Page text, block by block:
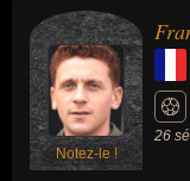
Notez-le !
26
2